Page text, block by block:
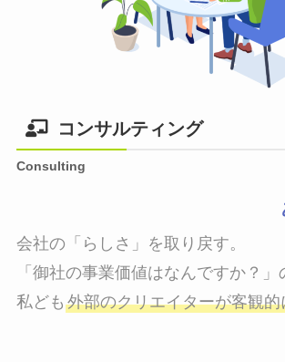
コンサルティング
Consulting
会社の「らしさ」を取り戻す。
「御社の事業価値はなんですか？
私ども 外部のクリエイターが客観